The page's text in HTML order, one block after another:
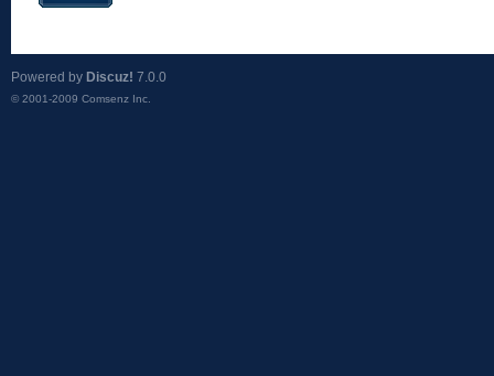
Powered by Discuz! 7.0.0
© 2001-2009 Comsenz Inc.